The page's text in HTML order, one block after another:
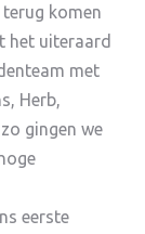
komen
het uiteraard
met
Herb,
gingen we
eerste